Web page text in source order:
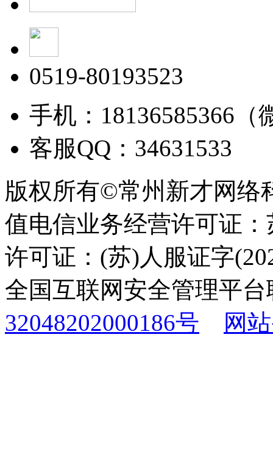
0519-80193523
手机：18136585366（
客服QQ：34631533
版权所有©常州新才网络
值电信业务经营许可证
许可证：(苏)人服证字
全国互联网安全管理平
32048202000186号
网